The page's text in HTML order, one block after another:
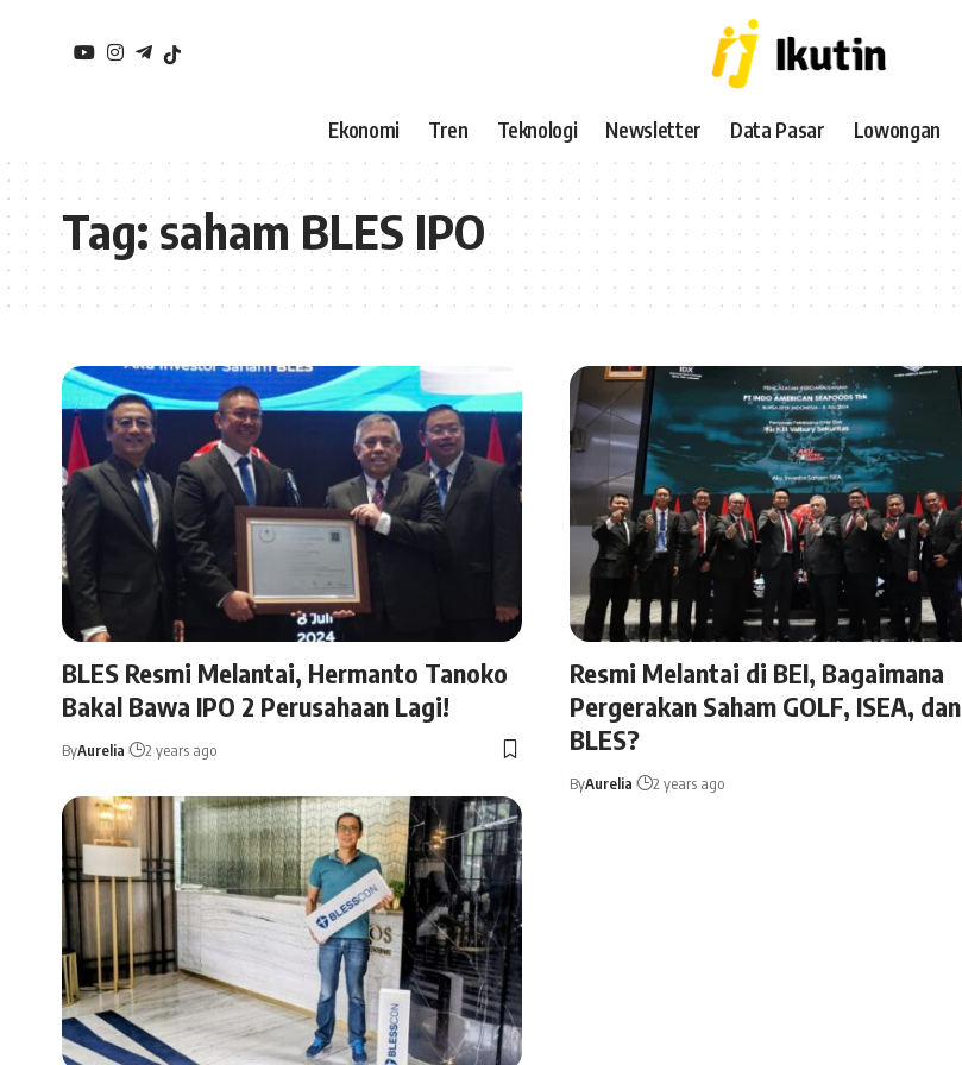
Ekonomi Tren Teknologi Newsletter Data Pasar Lowongan
Tag:saham BLES IPO
BLES Resmi Melantai, Hermanto Tanoko
Bakal Bawa IPO 2 Perusahaan Lagi!
ByAurelia 2 years ago
Resmi Melantai di BEI, Bagaimana
Pergerakan Saham GOLF, ISEA, dan
BLES?
ByAurelia 2 years ago